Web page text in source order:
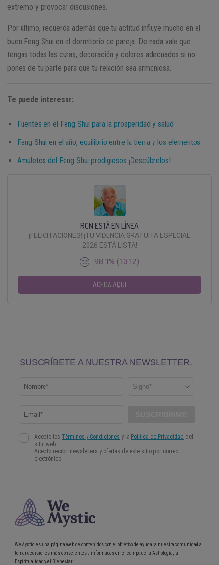
extremo y provocar discusiones.
Por último, recuerda además que tu actitud influye mucho en el
buen Feng Shui en el dormitorio de pareja. De nada vale que
tengas todas las curas, decoración y colores adecuados si no
pones de tu parte para que tu relación sea armoniosa.
Te puede interesar:
Fuentes en el Feng Shui para la prosperidad y salud
Feng Shui en el año, equilibrio entre la tierra y los elementos
Amuletos del Feng Shui prodigiosos ¡Descúbrelos!
RON ESTÁ EN LÍNEA
¡FELICITACIONES! ¡TU VIDENCIA GRATUITA ESPECIAL
2026 ESTÁ LISTA!
98.1% (1312)
ACEDA AQUI
WeMystic es una página web de contenidos con el objetivo de ayudar a nuestra comunidad a
tomar decisiones más conscientes e informadas en el campo de la Astrología, la
Espiritualidad y el Bienestar.